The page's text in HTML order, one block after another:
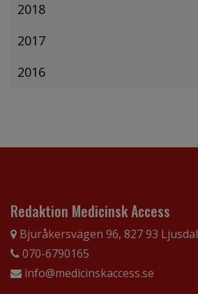
2018
2017
2016
Redaktion Medicinsk Access
Bjuråkersvägen 96, 827 93 Ljusdal
070-6790165
info@medicinskaccess.se